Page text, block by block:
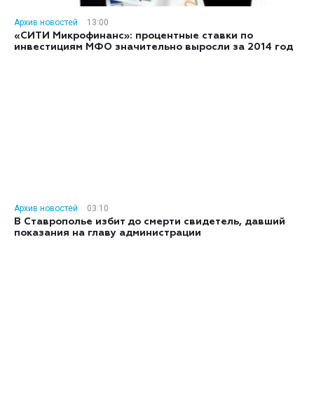
Архив новостей
13:00
«СИТИ Микрофинанс»: процентные ставки по
инвестициям МФО значительно выросли за 2014 год
Архив новостей
03:10
В Ставрополье избит до смерти свидетель, давший
показания на главу администрации